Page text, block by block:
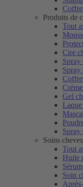
Produits de
Tout
Cire
Spray
Spray
Gel
Spray
Soins
Tout
Huile
Soin